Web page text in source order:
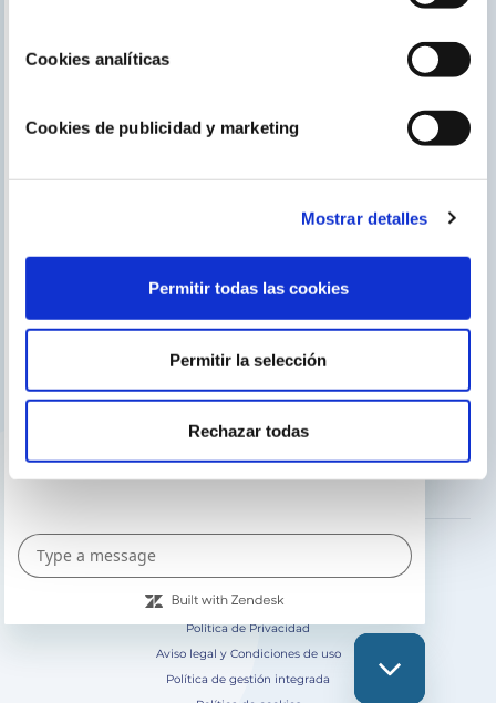
Cookies analíticas
Cookies de publicidad y marketing
Mostrar detalles
Permitir todas las cookies
Permitir la selección
Rechazar todas
TE PUEDE INTERESAR
Buscar instalador
Catálogo Gre / Zodiac
Fluidra
Cátalogo digital 2026
SÍGUENOS EN
Política de Privacidad
Aviso legal y Condiciones de uso
Política de gestión integrada